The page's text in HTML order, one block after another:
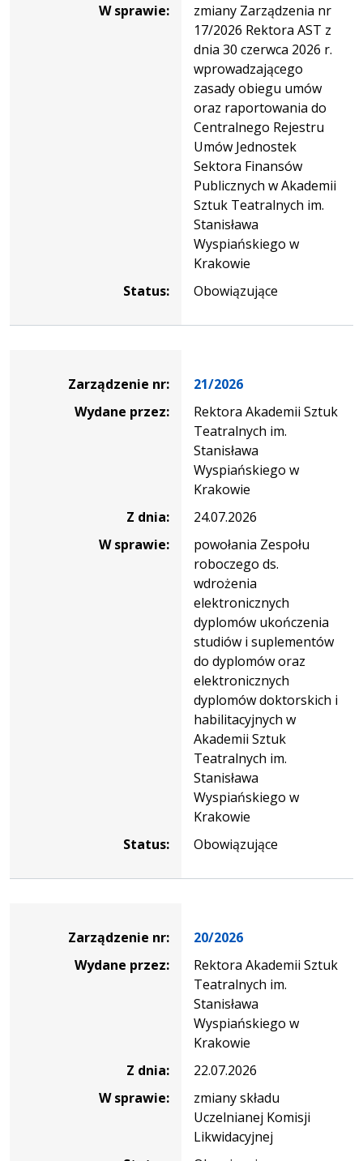
W sprawie:
zmiany Zarządzenia nr
17/2026 Rektora AST z
dnia 30 czerwca 2026 r.
wprowadzającego
zasady obiegu umów
oraz raportowania do
Centralnego Rejestru
Umów Jednostek
Sektora Finansów
Publicznych w Akademii
Sztuk Teatralnych im.
Stanisława
Wyspiańskiego w
Krakowie
Status:
Obowiązujące
Zarządzenie nr:
21/2026
Wydane przez:
Rektora Akademii Sztuk
Teatralnych im.
Stanisława
Wyspiańskiego w
Krakowie
Z dnia:
24.07.2026
W sprawie:
powołania Zespołu
roboczego ds.
wdrożenia
elektronicznych
dyplomów ukończenia
studiów i suplementów
do dyplomów oraz
elektronicznych
dyplomów doktorskich i
habilitacyjnych w
Akademii Sztuk
Teatralnych im.
Stanisława
Wyspiańskiego w
Krakowie
Status:
Obowiązujące
Zarządzenie nr:
20/2026
Wydane przez:
Rektora Akademii Sztuk
Teatralnych im.
Stanisława
Wyspiańskiego w
Krakowie
Z dnia:
22.07.2026
W sprawie:
zmiany składu
Uczelnianej Komisji
Likwidacyjnej